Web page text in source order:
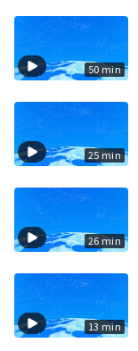
50 min
25 min
26 min
13 min